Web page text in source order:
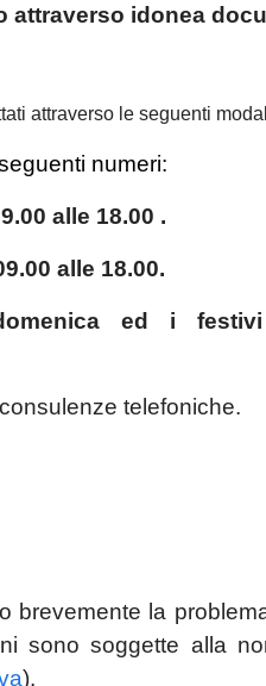
attraverso idonea
attraverso le seguenti
numeri:
alle 18.00 .
alle 18.00.
ed i
telefoniche.
brevemente la
sono soggette alla
).